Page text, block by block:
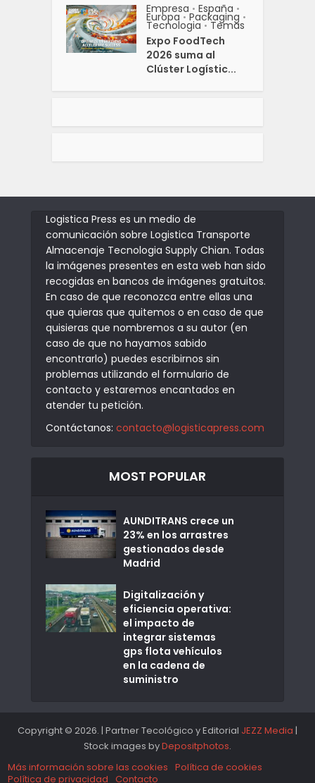
Empresa • España •
Europa • Packaging •
Tecnologia • Temas
Expo FoodTech
2026 suma al
Clúster Logístic...
Logistica Press es un medio de
comunicación sobre Logistica Transporte
Almacenaje Tecnologia Supply Chian. Todas
la imágenes presentes en esta web han sido
recogidas en bancos de imágenes gratuitos.
En caso de que reconozca entre ellas una
que quieras que quitemos o en caso de que
quisieras que nombremos a su autor (en
caso de que no hayamos sabido
encontrarlo) puedes escribirnos sin
problemas utilizando el formulario de
contacto y estaremos encantados en
atender tu petición.
Contáctanos: contacto@logisticapress.com
MOST POPULAR
AUNDITRANS crece un
23% en los arrastres
gestionados desde
Madrid
Digitalización y
eficiencia operativa:
el impacto de
integrar sistemas
gps flota vehículos
en la cadena de
suministro
Copyright © 2026. | Partner Tecológico y Editorial JEZZ Media |
Stock images byDepositphotos.
Más información sobre las cookies Política de cookies
Política de privacidad Contacto